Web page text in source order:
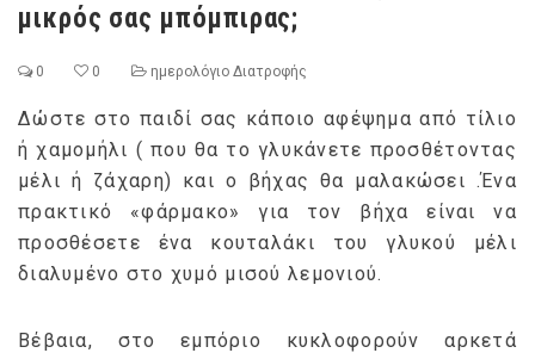
μικρός σας μπόμπιρας;
0 0 ημερολόγιο Διατροφής
Δώστε στο παιδί σας κάποιο αφέψημα από τίλιο
ή χαμομήλι ( που θα το γλυκάνετε προσθέτοντας
μέλι ή ζάχαρη) και ο βήχας θα μαλακώσει .Ένα
πρακτικό «φάρμακο» για τον βήχα είναι να
προσθέσετε ένα κουταλάκι του γλυκού μέλι
διαλυμένο στο χυμό μισού λεμονιού.
Βέβαια, στο εμπόριο κυκλοφορούν αρκετά